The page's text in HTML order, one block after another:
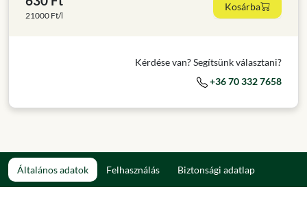
21000 Ft/l
Kosárba
Kérdése van? Segítsünk választani?
+36 70 332 7658
Általános adatok Felhasználás Biztonsági adatlap